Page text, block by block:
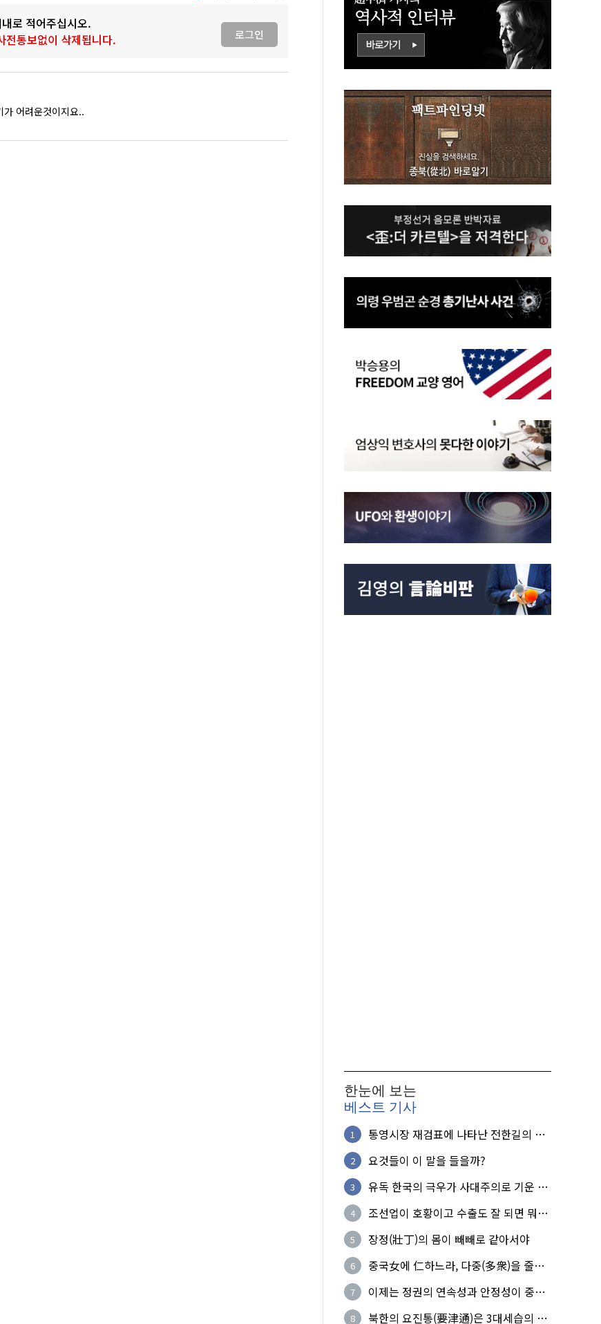
로 적어주십시오.
전통보없이 삭제됩니다.
로그인
어려운것이지요..
한눈에 보는
베스트 기사
1
통영시장 재검표에 나타난 전한길의 무
2 요것들이 이 말을 들을까?
3
유독 한국의 극우가 사대주의로 기운 이
4
조선업이 호황이고 수출도 잘 되면 뭐하
5 장정(壯丁)의 몸이 빼빼로 같아서야
6
중국女에 仁하느라, 다중(多衆)을 줄세
7
이제는 정권의 연속성과 안정성이 중요
8 북한의 요진통(要津通)은 3대세습의 사